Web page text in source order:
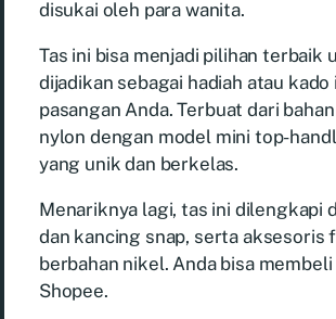
disukai oleh para wanita.
Tas ini bisa menjadi pilihan terbaik
dijadikan sebagai hadiah atau
pasangan Anda. Terbuat dari
nylon dengan model mini top-
yang unik dan berkelas.
Menariknya lagi, tas ini dilengkapi
dan kancing snap, serta aksesoris
berbahan nikel. Anda bisa membeli
Shopee.